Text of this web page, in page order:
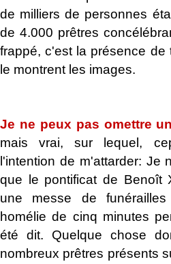
de milliers de personnes
de 4.000 prêtres
frappé, c'est la présence de
le montrent les images.
Je ne peux pas omettre
mais vrai, sur lequel,
l'intention de m'attarder: Je
que le pontificat de Benoît
une messe de
homélie de cinq minutes
été dit. Quelque chose
nombreux prêtres présents